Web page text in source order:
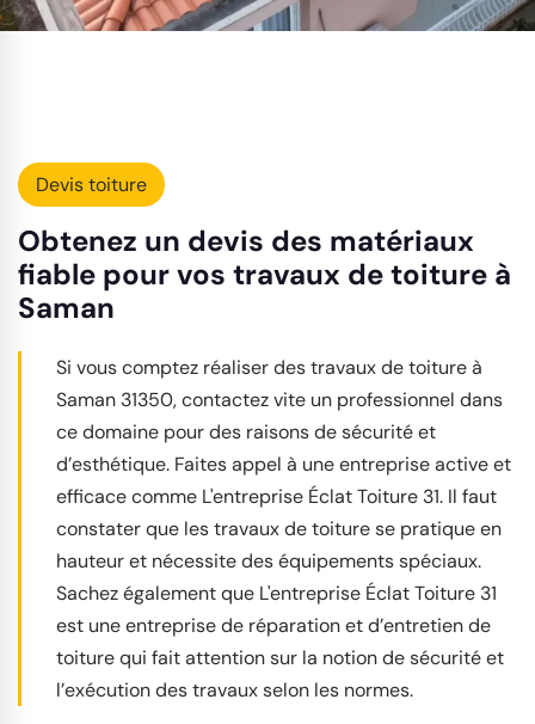
Devis toiture
Obtenez un devis des matériaux
fiable pour vos travaux de toiture à
Saman
Si vous comptez réaliser des travaux de toiture à
Saman 31350, contactez vite un professionnel dans
ce domaine pour des raisons de sécurité et
d’esthétique. Faites appel à une entreprise active et
efficace comme L'entreprise Éclat Toiture 31. Il faut
constater que les travaux de toiture se pratique en
hauteur et nécessite des équipements spéciaux.
Sachez également que L'entreprise Éclat Toiture 31
est une entreprise de réparation et d’entretien de
toiture qui fait attention sur la notion de sécurité et
l’exécution des travaux selon les normes.